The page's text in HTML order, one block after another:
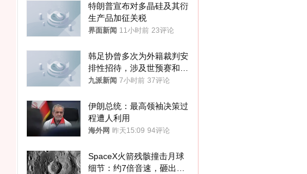
特朗普宣布对多晶硅及其衍
生产品加征关税
界面新闻 11小时前 23评论
韩足协曾多次为外籍裁判安
排性招待，涉及世预赛和奥
预赛，韩足协回应
九派新闻 7小时前 37评论
伊朗总统：最高领袖决策过
程遭人利用
海外网 昨天15:09 94评论
SpaceX火箭残骸撞击月球
细节：约7倍音速，砸出直